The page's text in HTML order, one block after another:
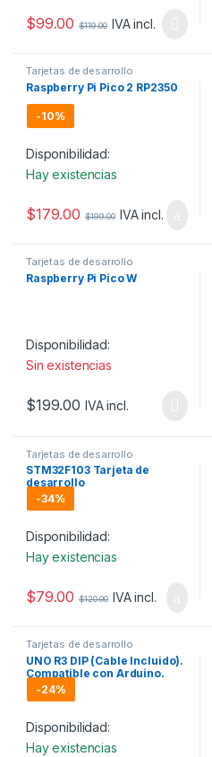
$99.00 $119.00 IVA incl.
Tarjetas de desarrollo
Raspberry Pi Pico 2 RP2350
-10%
Disponibilidad:
Hay existencias
$179.00 $199.00 IVA incl.
Tarjetas de desarrollo
Raspberry Pi Pico W
Disponibilidad:
Sin existencias
$199.00 IVA incl.
Tarjetas de desarrollo
STM32F103 Tarjeta de
desarrollo
-34%
Disponibilidad:
Hay existencias
$79.00 $120.00 IVA incl.
Tarjetas de desarrollo
UNO R3 DIP (Cable Incluido).
Compatible con Arduino.
-24%
Disponibilidad:
Hay existencias